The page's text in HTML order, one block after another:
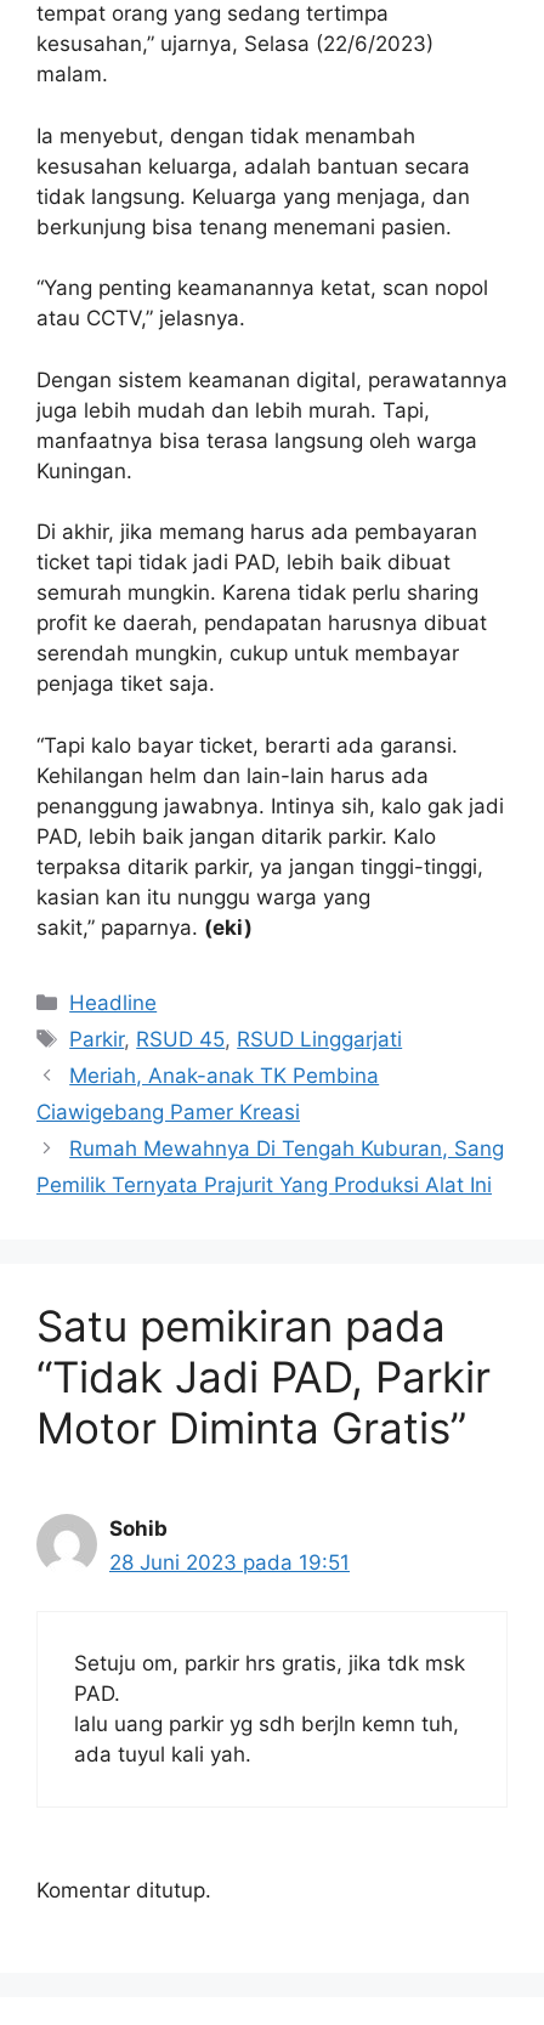
tempat orang yang sedang tertimpa
kesusahan,” ujarnya, Selasa (22/6/2023)
malam.
Ia menyebut, dengan tidak menambah
kesusahan keluarga, adalah bantuan secara
tidak langsung. Keluarga yang menjaga, dan
berkunjung bisa tenang menemani pasien.
“Yang penting keamanannya ketat, scan nopol
atau CCTV,” jelasnya.
Dengan sistem keamanan digital, perawatannya
juga lebih mudah dan lebih murah. Tapi,
manfaatnya bisa terasa langsung oleh warga
Kuningan.
Di akhir, jika memang harus ada pembayaran
ticket tapi tidak jadi PAD, lebih baik dibuat
semurah mungkin. Karena tidak perlu sharing
profit ke daerah, pendapatan harusnya dibuat
serendah mungkin, cukup untuk membayar
penjaga tiket saja.
“Tapi kalo bayar ticket, berarti ada garansi.
Kehilangan helm dan lain-lain harus ada
penanggung jawabnya. Intinya sih, kalo gak jadi
PAD, lebih baik jangan ditarik parkir. Kalo
terpaksa ditarik parkir, ya jangan tinggi-tinggi,
kasian kan itu nunggu warga yang
sakit,” paparnya. (eki)
Kategori
Headline
Tag
Parkir, RSUD 45, RSUD Linggarjati
Meriah, Anak-anak TK Pembina
Ciawigebang Pamer Kreasi
Rumah Mewahnya Di Tengah Kuburan, Sang
Pemilik Ternyata Prajurit Yang Produksi Alat Ini
Satu pemikiran pada
“Tidak Jadi PAD, Parkir
Motor Diminta Gratis”
Sohib
28 Juni 2023 pada 19:51
Setuju om, parkir hrs gratis, jika tdk msk
PAD.
lalu uang parkir yg sdh berjln kemn tuh,
ada tuyul kali yah.
Komentar ditutup.